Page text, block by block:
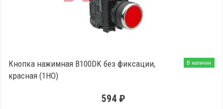
В наличии
Кнопка нажимная B100DK без фиксации,
красная (1НО)
594 ₽